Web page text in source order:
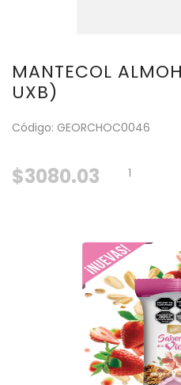
MANTECOL
UXB)
Código: GEORCHOC0046
$3080.03